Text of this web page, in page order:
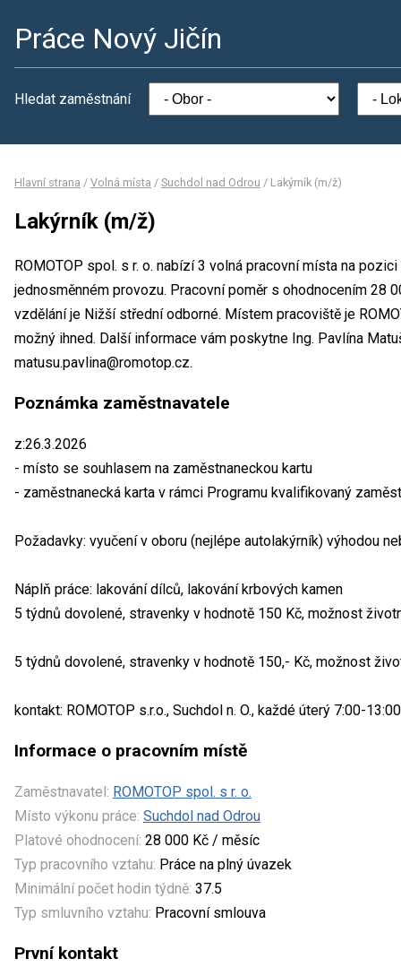
Práce Nový Jičín
Hledat zaměstnání
Hlavní strana / Volná místa / Suchdol nad Odrou / Lakýrník (m/ž)
Lakýrník (m/ž)
ROMOTOP spol. s r. o. nabízí 3 volná pracovní místa na
jednosměnném provozu. Pracovní poměr s ohodnocením 28
vzdělání je Nižší střední odborné. Místem pracoviště je
možný ihned. Další informace vám poskytne Ing. Pavlína
matusu.pavlina@romotop.cz.
Poznámka zaměstnavatele
z:26.3.2026
- místo se souhlasem na zaměstnaneckou kartu
- zaměstnanecká karta v rámci Programu kvalifikovaný
Požadavky: vyučení v oboru (nejlépe autolakýrník) výhodou
Náplň práce: lakování dílců, lakování krbových kamen
5 týdnů dovolené, stravenky v hodnotě 150 Kč, možnost
5 týdnů dovolené, stravenky v hodnotě 150,- Kč, možnost
kontakt: ROMOTOP s.r.o., Suchdol n. O., každé úterý 7:00-
Informace o pracovním místě
Zaměstnavatel: ROMOTOP spol. s r. o.
Místo výkonu práce: Suchdol nad Odrou
Platové ohodnocení: 28 000 Kč / měsíc
Typ pracovního vztahu: Práce na plný úvazek
Minimální počet hodin týdně: 37.5
Typ smluvního vztahu: Pracovní smlouva
První kontakt